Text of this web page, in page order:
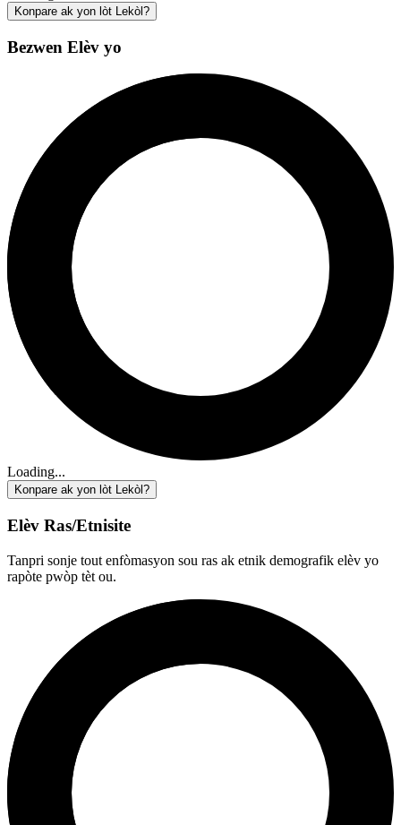
Konpare ak yon lòt Lekòl?
Bezwen Elèv yo
Loading...
Konpare ak yon lòt Lekòl?
Elèv Ras/Etnisite
Tanpri sonje tout enfòmasyon sou ras ak etnik demografik elèv yo
rapòte pwòp tèt ou.